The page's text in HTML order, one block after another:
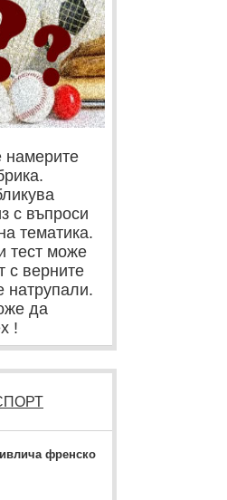
намерите
с въпроси
тематика.
тест може
с верните
натрупали.
да
!
френско